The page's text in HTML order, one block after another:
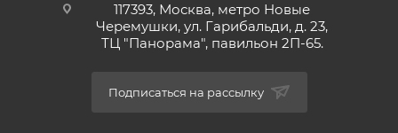
117393, Москва, метро Новые
Черемушки, ул. Гарибальди, д. 23,
ТЦ "Панорама", павильон 2П-65.
Подписаться на рассылку